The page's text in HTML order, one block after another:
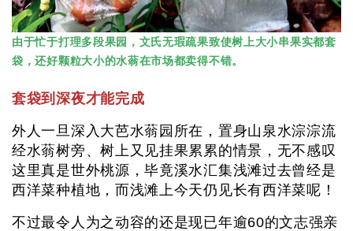
由于忙于打理多段果园，文氏无瑕疏果致使树上大小串果实都套
袋，还好颗粒大小的水蓊在市场都卖得不错。
套袋到深夜才能完成
外人一旦深入大芭水蓊园所在，置身山泉水淙淙流
经水蓊树旁、树上又见挂果累累的情景，无不感叹
这里真是世外桃源，毕竟溪水汇集浅滩过去曾经是
西洋菜种植地，而浅滩上今天仍见长有西洋菜呢！
不过最令人为之动容的还是现已年逾60的文志强亲